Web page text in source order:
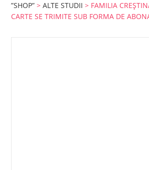
”SHOP” >ALTE STUDII > FAMILIA
CARTE SE TRIMITE SUB FORMA DE